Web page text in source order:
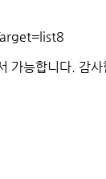
가능합니다. 감사